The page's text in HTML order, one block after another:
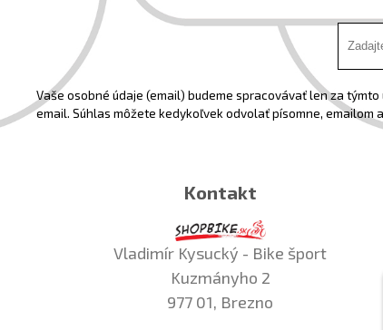
Vaše osobné údaje (email) budeme spracovávať len za
email. Súhlas môžete kedykoľvek odvolať písomne,
Kontakt
Vladimír Kysucký - Bike šport
Kuzmányho 2
977 01, Brezno